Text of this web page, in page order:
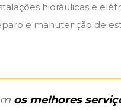
hidráulicas e
e manutenção de
os melhores